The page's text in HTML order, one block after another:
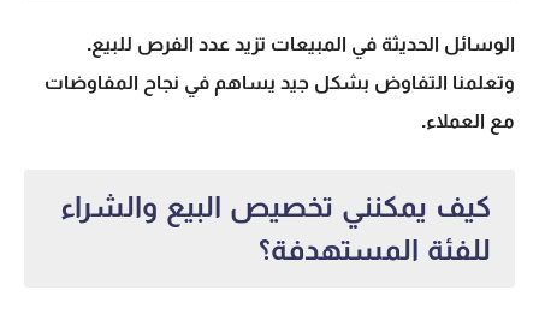
الوسائل الحديثة في المبيعات تزيد عدد الفرص للبيع.
وتعلمنا التفاوض بشكل جيد يساهم في نجاح المفاوضات
مع العملاء.
كيف يمكنني تخصيص البيع والشراء
للفئة المستهدفة؟